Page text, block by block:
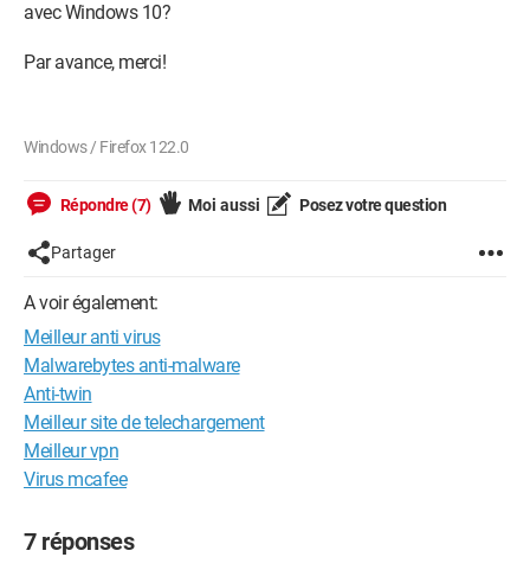
avec Windows 10?
Par avance, merci!
Windows / Firefox 122.0
Répondre (7) Moi aussi Posez votre question
Partager
A voir également:
Meilleur anti virus
Malwarebytes anti-malware
Anti-twin
Meilleur site de telechargement
Meilleur vpn
Virus mcafee
7 réponses